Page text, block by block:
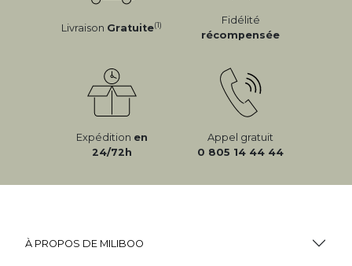
Livraison Gratuite(1)
Fidélité
récompensée
Expédition en
24/72h
Appel gratuit
0 805 14 44 44
À PROPOS DE MILIBOO